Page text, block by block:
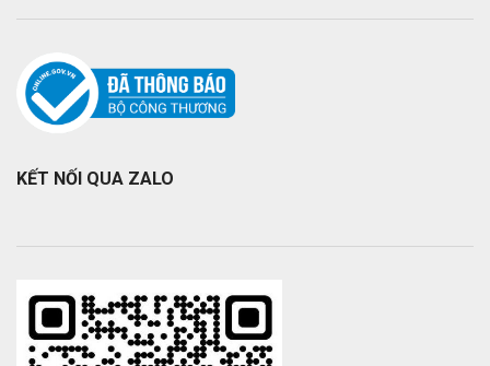
KẾT NỐI QUA ZALO